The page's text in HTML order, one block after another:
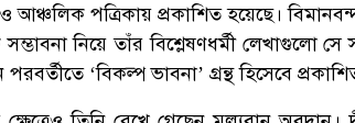
ও আঞ্চলিক পত্রিকায় প্রকাশিত হয়েছে।
নিয়ে তাঁর বিশ্লেষণধর্মী লেখাগুলো
‘বিকল্প ভাবনা’ গ্রন্থ হিসেবে